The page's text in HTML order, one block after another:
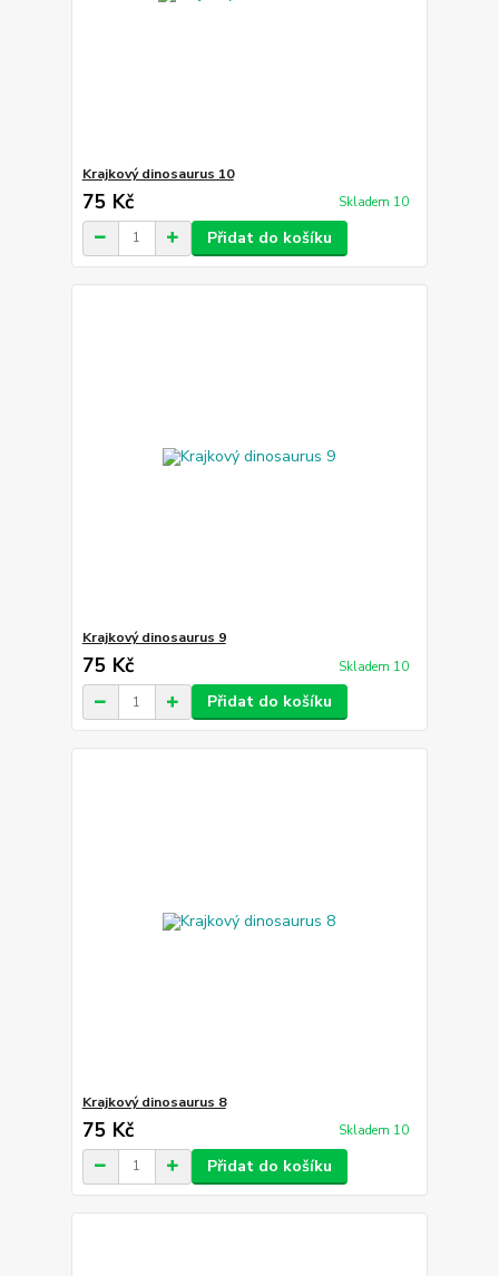
Krajkový dinosaurus 10
75 Kč Skladem 10
Přidat do košíku
Krajkový dinosaurus 9
75 Kč Skladem 10
Přidat do košíku
Krajkový dinosaurus 8
75 Kč Skladem 10
Přidat do košíku